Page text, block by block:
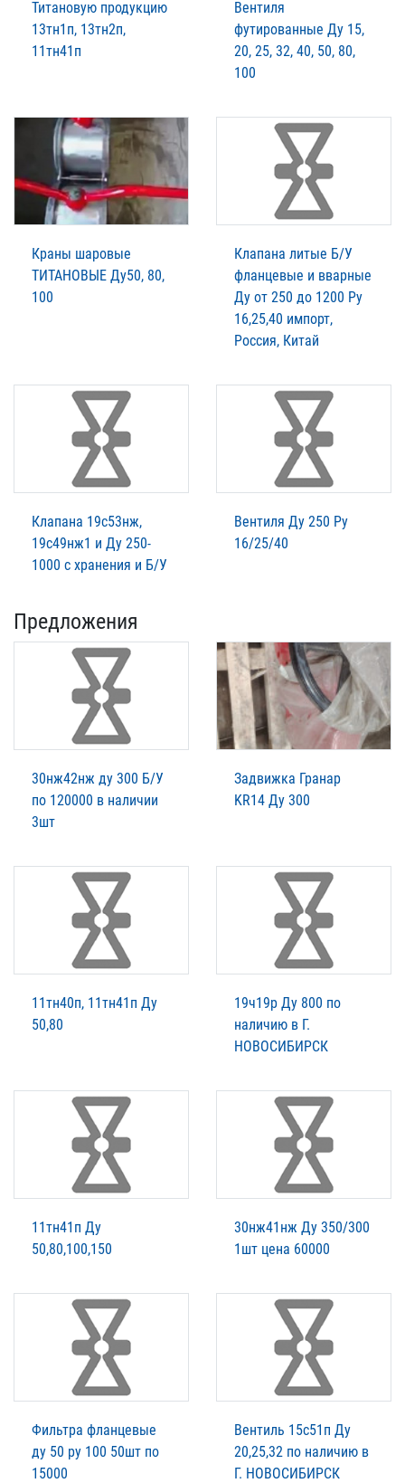
Титановую продукцию
13тн1п, 13тн2п,
11тн41п
Вентиля
футированные Ду 15,
20, 25, 32, 40, 50, 80,
100
Краны шаровые
ТИТАНОВЫЕ Ду50, 80,
100
Клапана литые Б/У
фланцевые и вварные
Ду от 250 до 1200 Ру
16,25,40 импорт,
Россия, Китай
Клапана 19с53нж,
19с49нж1 и Ду 250-
1000 с хранения и Б/У
Вентиля Ду 250 Ру
16/25/40
Предложения
30нж42нж ду 300 Б/У
по 120000 в наличии
3шт
Задвижка Гранар
KR14 Ду 300
11тн40п, 11тн41п Ду
50,80
19ч19р Ду 800 по
наличию в Г.
НОВОСИБИРСК
11тн41п Ду
50,80,100,150
30нж41нж Ду 350/300
1шт цена 60000
Фильтра фланцевые
ду 50 ру 100 50шт по
15000
Вентиль 15с51п Ду
20,25,32 по наличию в
Г. НОВОСИБИРСК